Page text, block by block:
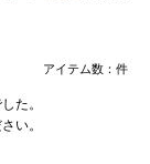
アイテム数： 件
た。
い。